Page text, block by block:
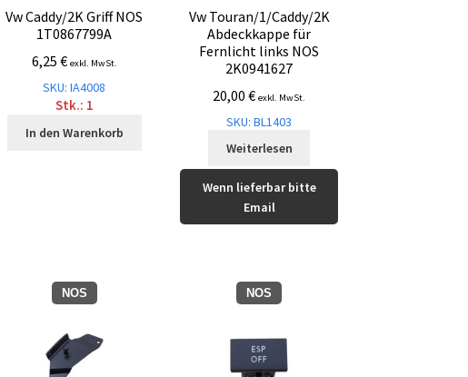
Vw Caddy/2K Griff NOS
1T0867799A
6,25 € exkl. MwSt.
SKU: IA4008
Stk.: 1
In den Warenkorb
Vw Touran/1/Caddy/2K
Abdeckkappe für
Fernlicht links NOS
2K0941627
20,00€ exkl. MwSt.
SKU: BL1403
Weiterlesen
Wenn lieferbar bitte
Email
NOS NOS